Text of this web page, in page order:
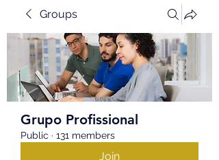
Groups
Grupo Profissional
Public · 131 members
Join